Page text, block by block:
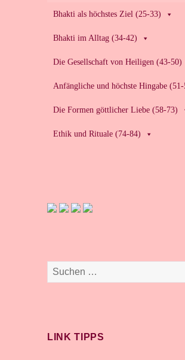
Bhakti als höchstes Ziel (25-33)
Bhakti im Alltag (34-42)
Die Gesellschaft von Heiligen (43-50)
Anfängliche und höchste Hingabe (51-
Die Formen göttlicher Liebe (58-73)
Ethik und Rituale (74-84)
Suchen
nach:
LINK TIPPS